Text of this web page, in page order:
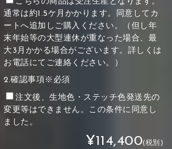
通常は約1.5ケ月かかります。同意してカ
ートへ追加しご購入ください。（但し年
末年始等の大型連休が重なった場合、最
大3月かかる場合がございます。詳しくは
お電話にてご連絡ください。）
2.確認事項※必須
注文後、生地色・ステッチ色発送先の
変更等はできません。この条件に同意し
ました。
¥114,400(税別)